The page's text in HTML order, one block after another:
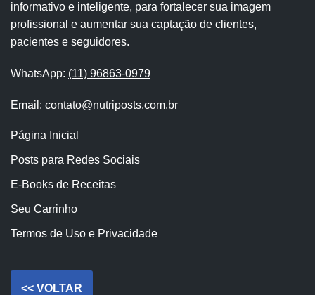
informativo e inteligente, para fortalecer sua imagem
profissional e aumentar sua captação de clientes,
pacientes e seguidores.
WhatsApp: (11) 96863-0979
Email: contato@nutriposts.com.br
Página Inicial
Posts para Redes Sociais
E-Books de Receitas
Seu Carrinho
Termos de Uso e Privacidade